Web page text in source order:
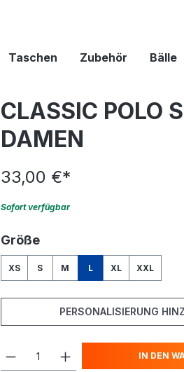
Taschen Zubehör Bälle
CLASSIC POLO
DAMEN
33,00 €*
Sofort verfügbar
Größeauswählen
XS S M L XL XXL
PERSONALISIERUNG
IN DEN